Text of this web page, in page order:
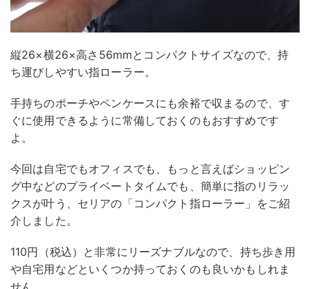
縦26×横26×高さ56mmとコンパクトサイズなので、持
ち運びしやすい指ローラー。
手持ちのポーチやペンケースにも余裕で収まるので、す
ぐに使用できるように常備しておくのもおすすめです
よ。
今回は自宅でもオフィスでも、もっと言えばショッピン
グ中などのプライベートタイムでも、簡単に指のリラッ
クスが叶う、セリアの「コンパクト指ローラー」をご紹
介しました。
110円（税込）と非常にリーズナブルなので、持ち歩き用
や自宅用などといくつか持っておくのも良いかもしれま
せん。